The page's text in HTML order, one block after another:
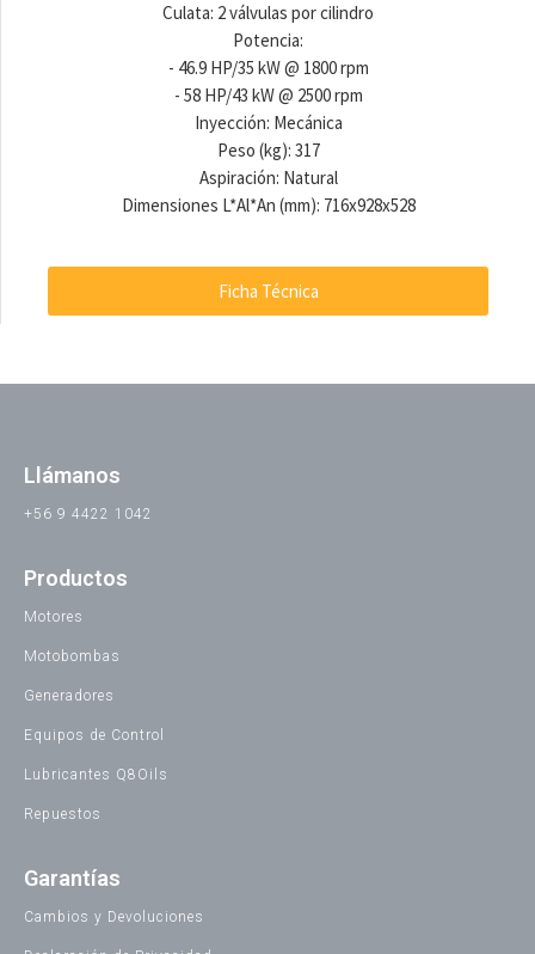
Culata: 2 válvulas por cilindro
Potencia:
- 46.9 HP/35 kW @ 1800 rpm
- 58 HP/43 kW @ 2500 rpm
Inyección: Mecánica
Peso (kg): 317
Aspiración: Natural
Dimensiones L*Al*An (mm): 716x928x528
Ficha Técnica
Llámanos
+56 9 4422 1042
Productos
Motores
Motobombas
Generadores
Equipos de Control
Lubricantes Q8Oils
Repuestos
Garantías
Cambios y Devoluciones